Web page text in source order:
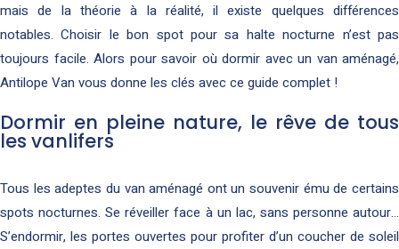
mais de la théorie à la réalité, il existe quelques différences
notables. Choisir le bon spot pour sa halte nocturne n’est pas
toujours facile. Alors pour savoir où dormir avec un van aménagé,
Antilope Van vous donne les clés avec ce guide complet !
Dormir en pleine nature, le rêve de tous
les vanlifers
Tous les adeptes du van aménagé ont un souvenir ému de certains
spots nocturnes. Se réveiller face à un lac, sans personne autour…
S’endormir, les portes ouvertes pour profiter d’un coucher de soleil